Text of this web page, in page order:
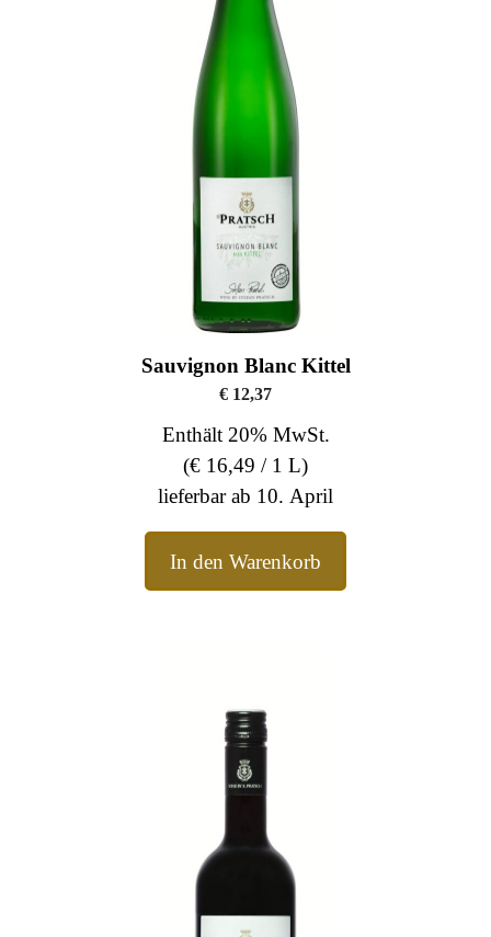
Sauvignon Blanc Kittel
€ 12,37
Enthält 20% MwSt.
(€ 16,49 / 1 L)
lieferbar ab 10. April
In den Warenkorb